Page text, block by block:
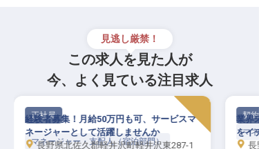
見逃し厳禁！
この求人を見た人が
今、よく見ている注目求人
正社員
マネージャー・支配人（宿泊部門）
経験者募集！月給50万円も可、サービスマ
ネージャーとして活躍しませんか
長野県北佐久郡軽井沢町軽井沢東287-1
契約
マ
業界
をイ
長